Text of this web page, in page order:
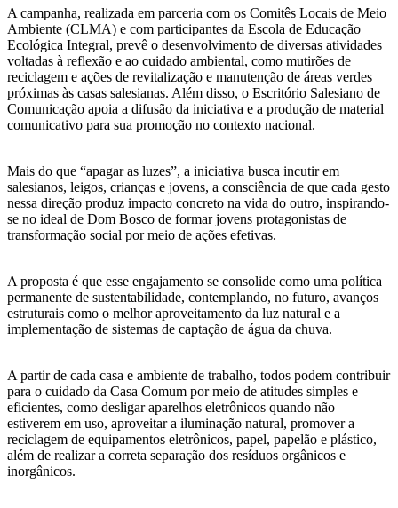
A campanha, realizada em parceria com os Comitês Locais de Meio
Ambiente (CLMA) e com participantes da Escola de Educação
Ecológica Integral, prevê o desenvolvimento de diversas atividades
voltadas à reflexão e ao cuidado ambiental, como mutirões de
reciclagem e ações de revitalização e manutenção de áreas verdes
próximas às casas salesianas. Além disso, o Escritório Salesiano de
Comunicação apoia a difusão da iniciativa e a produção de material
comunicativo para sua promoção no contexto nacional.
Mais do que “apagar as luzes”, a iniciativa busca incutir em
salesianos, leigos, crianças e jovens, a consciência de que cada gesto
nessa direção produz impacto concreto na vida do outro, inspirando-
se no ideal de Dom Bosco de formar jovens protagonistas de
transformação social por meio de ações efetivas.
A proposta é que esse engajamento se consolide como uma política
permanente de sustentabilidade, contemplando, no futuro, avanços
estruturais como o melhor aproveitamento da luz natural e a
implementação de sistemas de captação de água da chuva.
A partir de cada casa e ambiente de trabalho, todos podem contribuir
para o cuidado da Casa Comum por meio de atitudes simples e
eficientes, como desligar aparelhos eletrônicos quando não
estiverem em uso, aproveitar a iluminação natural, promover a
reciclagem de equipamentos eletrônicos, papel, papelão e plástico,
além de realizar a correta separação dos resíduos orgânicos e
inorgânicos.